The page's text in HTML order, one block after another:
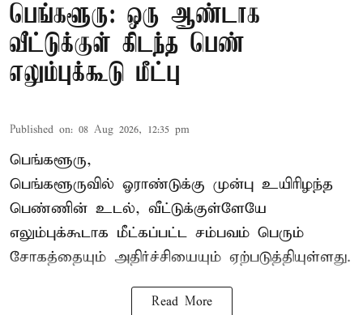
பெங்களூரு: ஒரு ஆண்டாக
வீட்டுக்குள் கிடந்த பெண்
எலும்புக்கூடு மீட்பு
Published on: 08 Aug 2026, 12:35 pm
பெங்களூரு,
பெங்களூருவில் ஓராண்டுக்கு முன்பு உயிரிழந்த
பெண்ணின் உடல், வீட்டுக்குள்ளேயே
எலும்புக்கூடாக மீட்கப்பட்ட சம்பவம் பெரும்
சோகத்தையும் அதிர்ச்சியையும் ஏற்படுத்தியுள்ளது.
Read More